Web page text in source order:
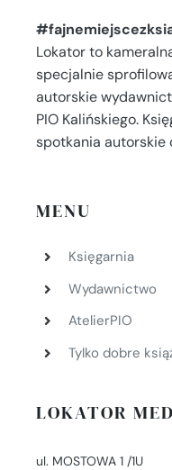
Lokator to
specjalnie
autorskie
PIO Kalińskiego.
spotkania autorskie
MENU
Księgarnia
Wydawnictwo
AtelierPIO
Tylko dobre
LOKATOR
ul. MOSTOWA 1 /1U